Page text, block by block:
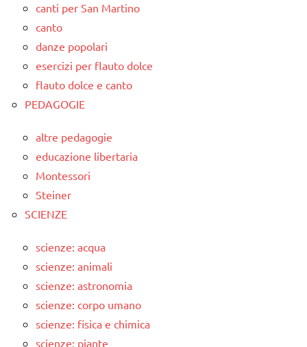
canti per San Martino
canto
danze popolari
esercizi per flauto dolce
flauto dolce e canto
PEDAGOGIE
altre pedagogie
educazione libertaria
Montessori
Steiner
SCIENZE
scienze: acqua
scienze: animali
scienze: astronomia
scienze: corpo umano
scienze: fisica e chimica
scienze: piante